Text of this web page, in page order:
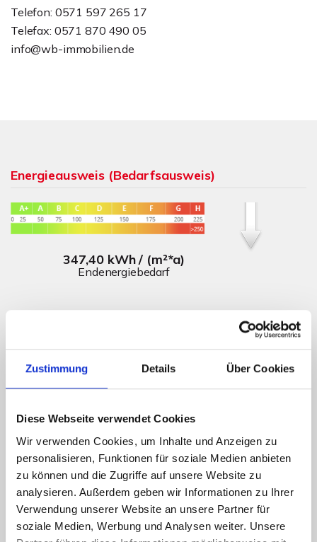
Zustimmung Details Über Cookies
Diese Webseite verwendet Cookies
Wir verwenden Cookies, um Inhalte und Anzeigen zu
personalisieren, Funktionen für soziale Medien anbieten
zu können und die Zugriffe auf unsere Website zu
analysieren. Außerdem geben wir Informationen zu Ihrer
Verwendung unserer Website an unsere Partner für
soziale Medien, Werbung und Analysen weiter. Unsere
Telefon: 0571 597 265 17
Telefax: 0571 870 490 05
info@wb-immobilien.de
Energieausweis (Bedarfsausweis)
347,40 kWh / (m²*a)
Endenergiebedarf
Weitere Informationen
Energieausweis Jahrgang
ab dem 1.5.2014
Energieausweis Werteklasse
H
Energieausweis Baujahr
1951
Energieausweis Gebäudeart
Wohngebäude